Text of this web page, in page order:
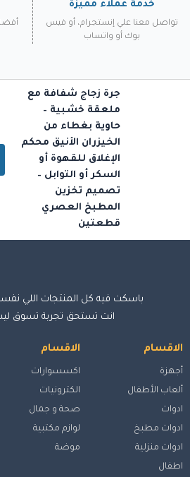
خدمة عملاء مميزة
تواصل معنا علي إنستجرام، أو فيس
بوك أو واتساب
جرة زجاج شفافة مع
ملعقة خشبية –
حاوية بغطاء من
الخيزران الأنيق محكم
الإغلاق للقهوة أو
السكر أو التوابل –
تصميم تخزين
المطبخ العصري
قطعتين
باسكت فيه كل المنتجات اللي
انت تستحق تجربة تسوق
الاقسام
أجهزة
ألعاب الأطفال
ادوات
ادوات مطبخ
ادوات منزلية
اطفال
الاقسام
اكسسوارات
الكترونيات
صحة و جمال
لوازم مكتبية
موضة